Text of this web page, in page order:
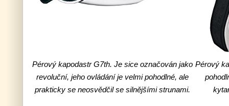
Pérový kapodastr G7th. Je sice označován jako
revoluční, jeho ovládání je velmi pohodlné, ale
prakticky se neosvědčil se silnějšími strunami.
Pérový